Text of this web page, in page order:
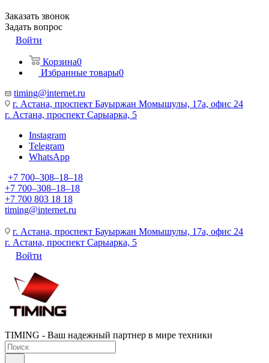
Заказать звонок
Задать вопрос
Войти
Корзина0
Избранные товары0
timing@internet.ru
г. Астана, проспект Бауыржан Момышулы, 17а, офис 24
г. Астана, проспект Сарыарка, 5
Instagram
Telegram
WhatsApp
+7 700‒308‒18‒18
+7 700‒308‒18‒18
+7 700 803 18 18
timing@internet.ru
г. Астана, проспект Бауыржан Момышулы, 17а, офис 24
г. Астана, проспект Сарыарка, 5
Войти
TIMING - Ваш надежный партнер в мире техники